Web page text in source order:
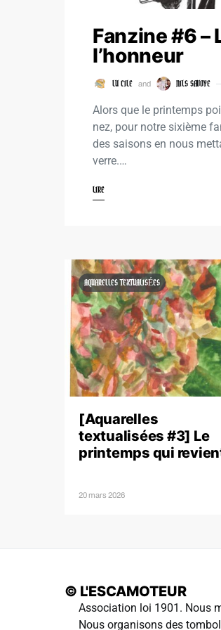
Fanzine #6 –
l’honneur
LU CILE and NILS SAVOYE
Alors que le printemps
nez, pour notre sixième
des saisons en nous
verre.…
LIRE
AQUARELLES TEXTUALISÉES
[Aquarelles
textualisées #3] Le
printemps qui
20 mars 2026
© L'ESCAMOTEUR
Association loi 1901. Nous
Nous organisons des